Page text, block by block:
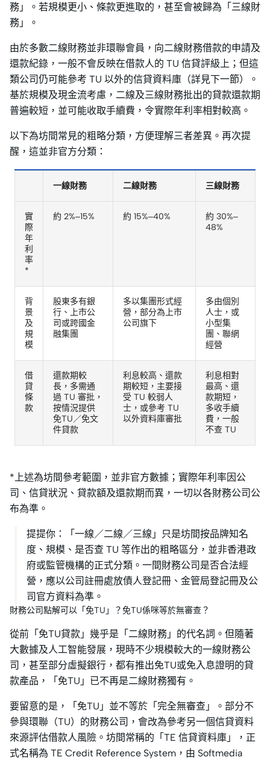
務」。若規模更小、條款更進取的，甚至會被歸為「三線財
務」。
由於多數二線財務並非環聯會員，向二線財務借款的申請及
還款紀錄，一般不會反映在借款人的 TU 信貸評級上；但這
類公司仍可能參考 TU 以外的信貸資料庫（詳見下一節）。
基於規模及現金流考慮，二線及三線財務批出的貸款還款期
普遍較短，並可能收取手續費，令實際年利率相對較高。
以下為坊間常見的粗略分類，方便理解三者差異。再次提
醒，這並非官方分類：
一線財務 二線財務 三線財務
實
際
年
利
率
*
約 2%–15% 約 15%–40%
約 30%–
48%
背
景
及
規
模
股東多有銀
行、上市公
司或跨國金
融集團
多以集團形式經
營，部分為上市
公司旗下
多由個別
人士，或
小型集
團、聯網
經營
借
貸
條
款
還款期較
長，多需通
過 TU 審批，
按情況提供
免TU／免文
件貸款
利息較高、還款
期較短，主要接
受 TU 較弱人
士，或參考 TU
以外資料庫審批
利息相對
最高、還
款期短，
多收手續
費，一般
不查 TU
*上述為坊間參考範圍，並非官方數據；實際年利率因公
司、信貸狀況、貸款額及還款期而異，一切以各財務公司公
布為準。
提提你：「一線／二線／三線」只是坊間按品牌知名
度、規模、是否查 TU 等作出的粗略區分，並非香港政
府或監管機構的正式分類。一間財務公司是否合法經
營，應以公司註冊處放債人登記冊、金管局登記冊及公
司官方資料為準。
財務公司點解可以「免TU」？免TU係咪等於無審查？
從前「免TU貸款」幾乎是「二線財務」的代名詞。但隨著
大數據及人工智能發展，現時不少規模較大的一線財務公
司，甚至部分虛擬銀行，都有推出免TU或免入息證明的貸
款產品，「免TU」已不再是二線財務獨有。
要留意的是，「免TU」並不等於「完全無審查」。部分不
參與環聯（TU）的財務公司，會改為參考另一個信貸資料
來源評估借款人風險。坊間常稱的「TE 信貸資料庫」，正
式名稱為 TE Credit Reference System，由 Softmedia